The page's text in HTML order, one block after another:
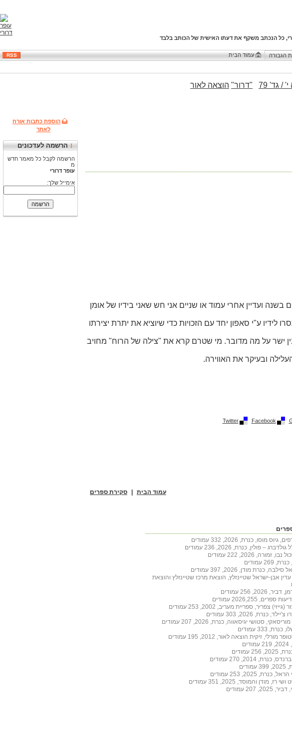
כל הנכתב משקף את דעתו האישית של הכותב בלבד
RSS הגבורה עמוד הבית
הוספת כתבות אורח
לאתר
הרשמה לעדכונים
הרשמה לקבל כל מאמר חדש
מ
עופר דרורי
אימייל שלך:
/ גד' 79 "דרור" הוצאה לאור
ועדיין אחרי עמוד או שניים אני חש שאני בידיו של אומן
ע"י סאפון יחד עם הזכויות כדי שיוציא את יתרת יצירתו
ישר על מה מדובר. מי שטרם קרא את "צילה של הרוח" מחויב
ובעיקר את האווירה.
Facebook
Twitter
עמוד הבית סקירת ספרים
כנרת, 2026, 332 עמודים
פולין, כנרת, 2026, 236 עמודים
2026, 222 עמודים
עמודים
מודן, 2026, 397 עמודים
אבן-ישראל שטיינזלץ, הוצאת מרכז שטיינזלץ והוצאת
256 עמודים
2026,255 עמודים
צפריר, ספריית מעריב, 2002, 253 עמודים
2026, 303 עמודים
סטושי יגיסאווה, כנרת, 2026, 207 עמודים
333 עמודים
זיקית הוצאה לאור, 2012, 195 עמודים
עמודים
2014, 270 עמודים
2025, 253 עמודים
והמוסד, 2025, 351 עמודים
עמודים